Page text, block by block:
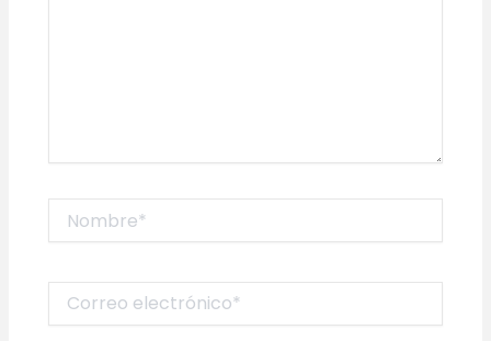
Nombre*
electrónico*